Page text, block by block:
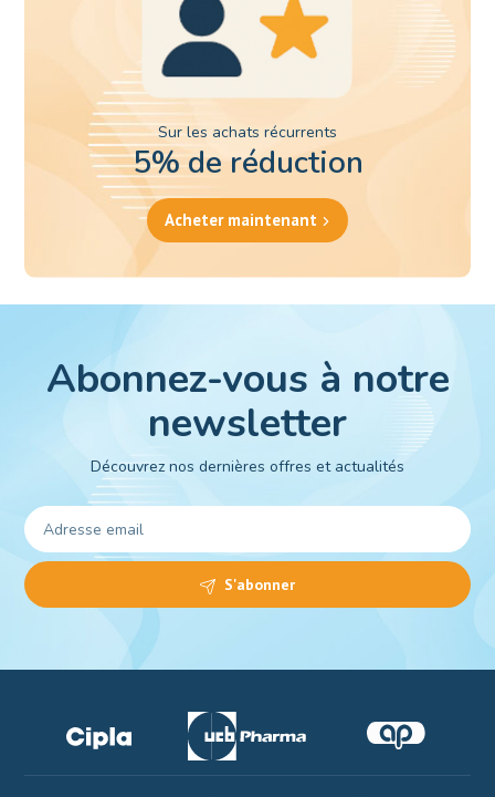
Sur les achats récurrents
5% de réduction
Acheter maintenant
Abonnez-vous à notre
newsletter
Découvrez nos dernières offres et actualités
S'abonner